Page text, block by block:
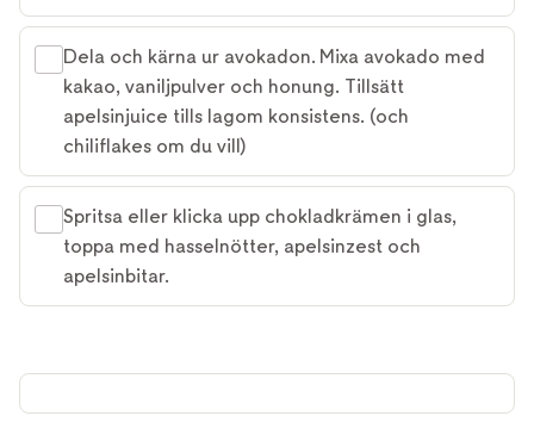
Dela och kärna ur avokadon. Mixa avokado med
kakao, vaniljpulver och honung. Tillsätt
apelsinjuice tills lagom konsistens. (och
chiliflakes om du vill)
Spritsa eller klicka upp chokladkrämen i glas,
toppa med hasselnötter, apelsinzest och
apelsinbitar.